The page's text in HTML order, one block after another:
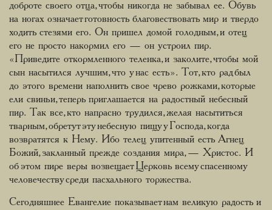
доброте своего отца, чтобы никогда не забывал ее. Обувь
на ногах означает готовность благовествовать мир и твердо
ходить стезями его. Он пришел домой голодным, и отец
его не просто накормил его — он устроил пир.
«Приведите откормленного теленка, и заколите, чтобы мой
сын насытился лучшим, что у нас есть». Тот, кто рад был
до этого времени наполнить свое чрево рожками, которые
ели свиньи, теперь приглашается на радостный небесный
пир. Так все, кто напрасно трудился, желая насытиться
тварным, обретут эту небесную пищу у Господа, когда
возвратятся к Нему. Ибо телец упитенный есть Агнец
Божий, закланный прежде создания мира, — Христос. И
об этом пире веры возвещает Церковь всему спасенному
человечеству среди пасхального торжества.
Сегодняшнее Евангелие показывает нам великую радость и